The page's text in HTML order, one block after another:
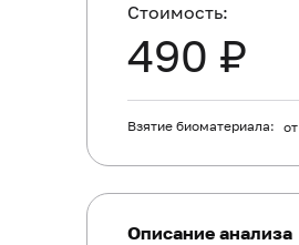
Cтоимость:
490 ₽
Взятие биоматериала: от
Описание анализа